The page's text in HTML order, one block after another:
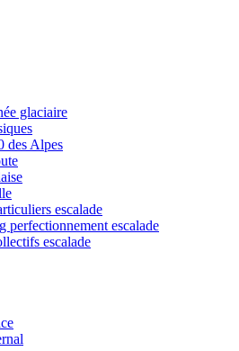
glaciaire
des Alpes
escalade
perfectionnement escalade
escalade